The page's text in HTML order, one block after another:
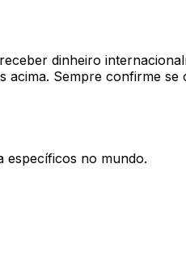
dinheiro
Sempre confirme
específicos no mundo.